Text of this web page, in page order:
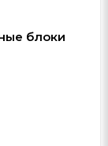
блоки